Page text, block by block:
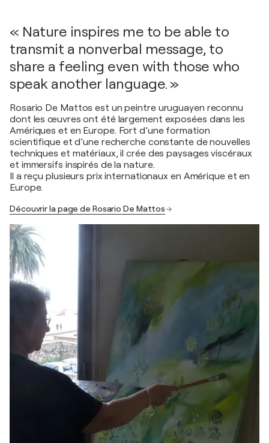
« Nature inspires me to be able to
transmit a nonverbal message, to
share a feeling even with those who
speak another language. »
Rosario De Mattos est un peintre uruguayen reconnu
dont les œuvres ont été largement exposées dans les
Amériques et en Europe. Fort d’une formation
scientifique et d’une recherche constante de nouvelles
techniques et matériaux, il crée des paysages viscéraux
et immersifs inspirés de la nature.
Il a reçu plusieurs prix internationaux en Amérique et en
Europe.
Découvrir la page de Rosario De Mattos